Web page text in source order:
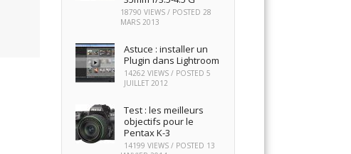
18790 VIEWS / POSTED28
MARS 2013
Astuce : installer un
Plugin dans Lightroom
14262 VIEWS / POSTED5
JUILLET 2012
Test : les meilleurs
objectifs pour le
Pentax K-3
14199 VIEWS / POSTED 13